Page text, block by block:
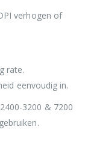
verhogen of
rate.
eenvoudig in.
3200 & 7200